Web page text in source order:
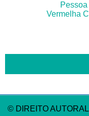
Vermelha
© DIREITO AUTORAL